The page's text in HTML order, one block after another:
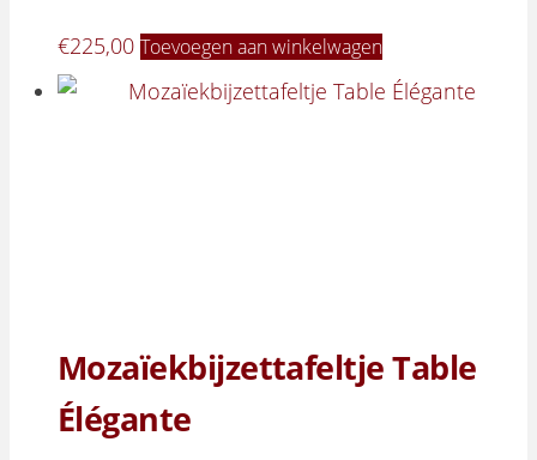
€225,00 Toevoegen aan winkelwagen
Mozaïekbijzettafeltje Table
Élégante